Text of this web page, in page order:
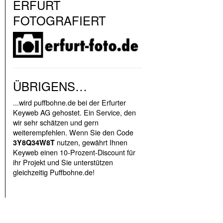
ERFURT
FOTOGRAFIERT
ÜBRIGENS…
...wird puffbohne.de bei der Erfurter
Keyweb AG gehostet. Ein Service, den
wir sehr schätzen und gern
weiterempfehlen. Wenn Sie den Code
3Y8Q34W8T nutzen, gewährt Ihnen
Keyweb einen 10-Prozent-Discount für
ihr Projekt und Sie unterstützen
gleichzeitig Puffbohne.de!